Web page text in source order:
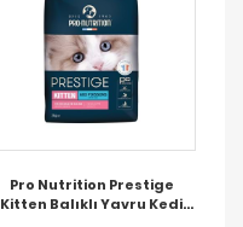
Pro Nutrition Prestige
Kitten Balıklı Yavru Kedi